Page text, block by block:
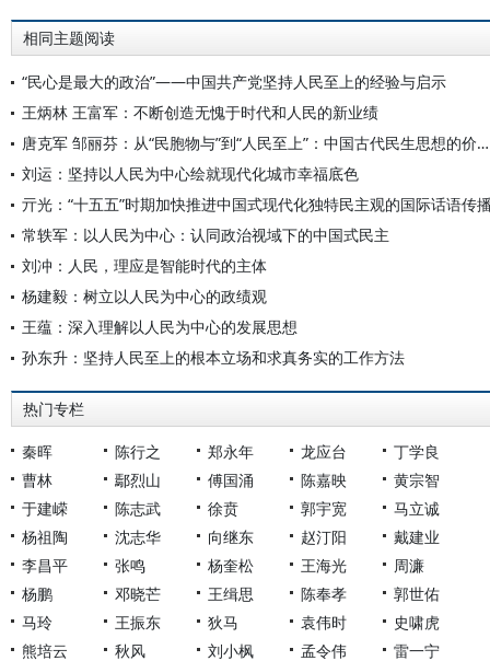
相同主题阅读
“民心是最大的政治”——中国共产党坚持人民至上的经验与启示
王炳林 王富军：不断创造无愧于时代和人民的新业绩
唐克军 邹丽芬：从“民胞物与”到“人民至上”：中国古代民生思想的价值内核与时代新义
刘运：坚持以人民为中心绘就现代化城市幸福底色
亓光：“十五五”时期加快推进中国式现代化独特民主观的国际话语传
常轶军：以人民为中心：认同政治视域下的中国式民主
刘冲：人民，理应是智能时代的主体
杨建毅：树立以人民为中心的政绩观
王蕴：深入理解以人民为中心的发展思想
孙东升：坚持人民至上的根本立场和求真务实的工作方法
热门专栏
秦晖 陈行之 郑永年 龙应台
丁学良
曹林
鄢烈山 傅国涌 陈嘉映
黄宗智
于建嵘
陈志武 徐贲 郭宇宽
马立诚
杨祖陶
沈志华 向继东 赵汀阳
戴建业
李昌平
张鸣 杨奎松 王海光
周濂
杨鹏
邓晓芒 王缉思 陈奉孝
郭世佑
马玲
王振东 狄马 袁伟时
史啸虎
熊培云
秋风 刘小枫 孟令伟 雷一宁